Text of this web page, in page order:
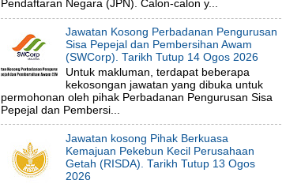
Pendaftaran Negara (JPN). Calon-calon y...
Jawatan Kosong Perbadanan Pengurusan
Sisa Pepejal dan Pembersihan Awam
(SWCorp). Tarikh Tutup 14 Ogos 2026
Untuk makluman, terdapat beberapa
kekosongan jawatan yang dibuka untuk
permohonan oleh pihak Perbadanan Pengurusan Sisa
Pepejal dan Pembersi...
Jawatan kosong Pihak Berkuasa
Kemajuan Pekebun Kecil Perusahaan
Getah (RISDA). Tarikh Tutup 13 Ogos
2026